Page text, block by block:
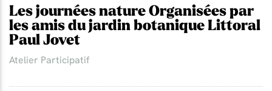
Les journées nature Organisées par
les amis du jardin botanique Littoral
Paul Jovet
Atelier Participatif